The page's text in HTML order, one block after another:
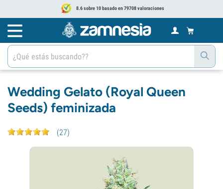
8.6 sobre 10 basado en 79708 valoraciones
Wedding Gelato (Royal Queen
Seeds) feminizada
(27)